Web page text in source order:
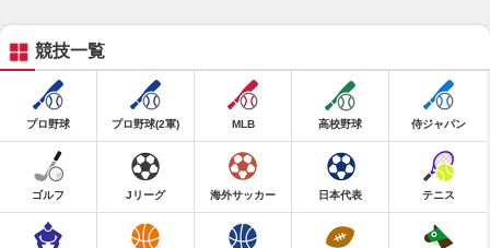
競技一覧
プロ野球 プロ野球(2軍) MLB 高校野球 侍ジャパン
ゴルフ Jリーグ 海外サッカー 日本代表 テニス